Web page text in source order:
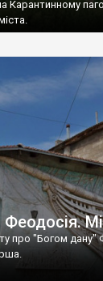
Карантинному
про "Богом